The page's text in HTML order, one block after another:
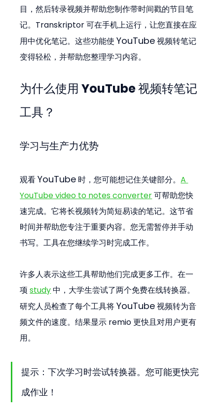
目，然后转录视频并帮助您制作带时间戳的节目笔
记。Transkriptor 可在手机上运行，让您直接在应
用中优化笔记。这些功能使 YouTube 视频转笔记
变得轻松，并帮助您整理学习内容。
为什么使用 YouTube 视频转笔记
工具？
学习与生产力优势
观看 YouTube 时，您可能想记住关键部分。A
YouTube video to notes converter 可帮助您快
速完成。它将长视频转为简短易读的笔记。这节省
时间并帮助您专注于重要内容。您无需暂停并手动
书写。工具在您继续学习时完成工作。
许多人表示这些工具帮助他们完成更多工作。在一
项 study 中，大学生尝试了两个免费在线转换器。
研究人员检查了每个工具将 YouTube 视频转为音
频文件的速度。结果显示 remio 更快且对用户更有
用。
提示：下次学习时尝试转换器。您可能更快完
成作业！